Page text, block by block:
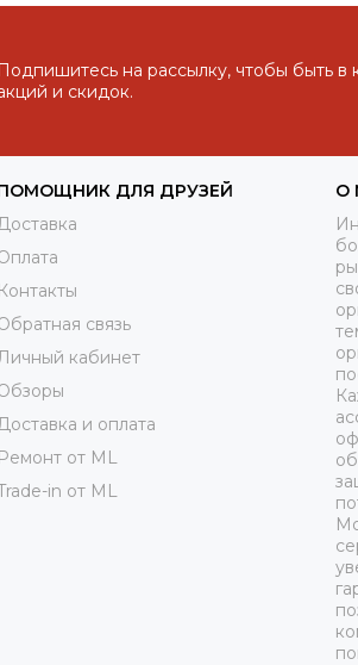
Подпишитесь на рассылку, чтобы быть в
и скидок.
ДЛЯ ДРУЗЕЙ
Доставка
Контакты
связь
Личный кабинет
Доставка и оплата
Ремонт от ML
in от ML
О